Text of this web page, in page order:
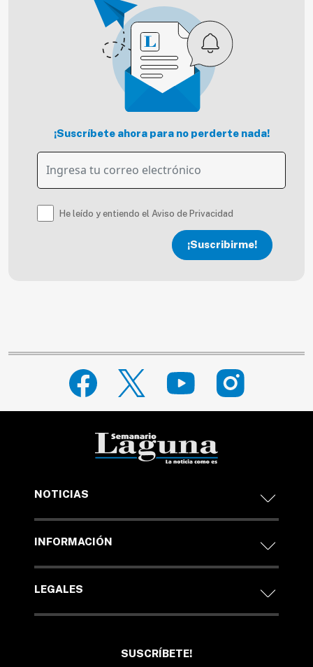
¡Suscríbete ahora para no perderte nada!
He leído y entiendo el Aviso de Privacidad
¡Suscribirme!
NOTICIAS
INFORMACIÓN
LEGALES
SUSCRÍBETE!